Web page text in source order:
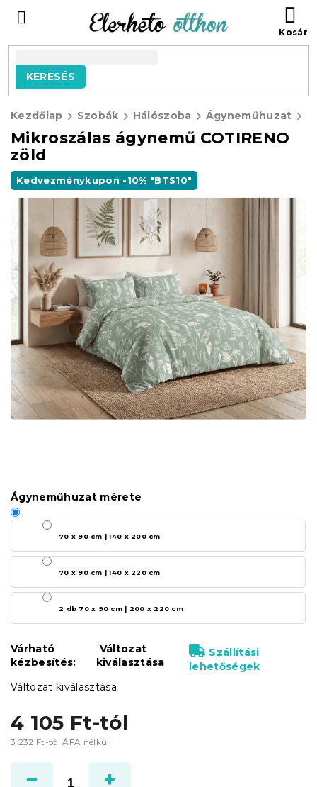
tartalomhoz
KERESÉS
Kezdőlap Szobák Hálószoba Ágyneműhuzat
Mikroszálas ágynemű COTIRENO
zöld
Kedvezménykupon -10% "BTS10"
4 105 Ft-tól
3 232 Ft-tól ÁFA nélkül
Változat kiválasztása
Ágyneműhuzat mérete
70 x 90 cm | 140 x 200 cm
70 x 90 cm | 140 x 220 cm
2 db 70 x 90 cm | 200 x 220 cm
Várható
kézbesítés:
Változat
kiválasztása
Szállítási
lehetőségek